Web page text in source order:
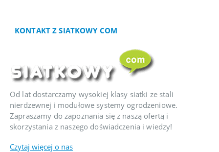
KONTAKT Z SIATKOWY COM
Od lat dostarczamy wysokiej klasy siatki ze stali
nierdzewnej i modułowe systemy ogrodzeniowe.
Zapraszamy do zapoznania się z naszą ofertą i
skorzystania z naszego doświadczenia i wiedzy!
Czytaj więcej o nas